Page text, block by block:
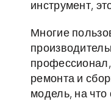
инструмент,
Многие
ремонта и
модель, на что